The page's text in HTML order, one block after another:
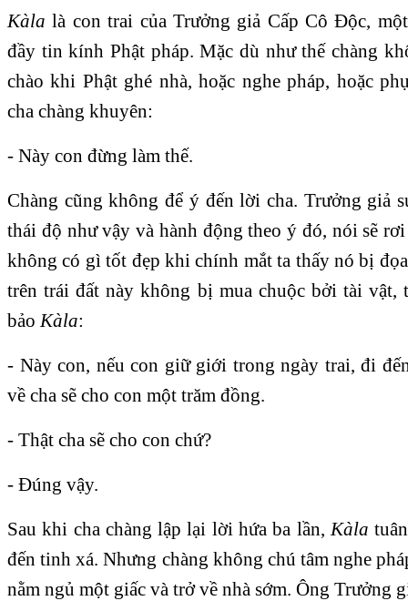
Kàla là con trai của Trưởng giả Cấp Cô Ðộc,
đầy tin kính Phật pháp. Mặc dù như thế chàng
chào khi Phật ghé nhà, hoặc nghe pháp, hoặc
cha chàng khuyên:
- Này con đừng làm thế.
Chàng cũng không để ý đến lời cha. Trưởng giả
thái độ như vậy và hành động theo ý đó, nói sẽ
không có gì tốt đẹp khi chính mắt ta thấy nó bị
trên trái đất này không bị mua chuộc bởi tài vật,
bảoKàla:
- Này con, nếu con giữ giới trong ngày trai, đi
về cha sẽ cho con một trăm đồng.
- Thật cha sẽ cho con chứ?
- Ðúng vậy.
Sau khi cha chàng lập lại lời hứa ba lần,Kàla
đến tinh xá. Nhưng chàng không chú tâm nghe
nằm ngủ một giấc và trở về nhà sớm. Ông Trưởng